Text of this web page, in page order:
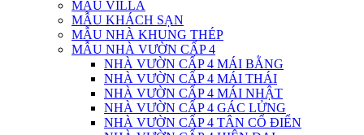
MẪU VILLA
MẪU KHÁCH SẠN
MẪU NHÀ KHUNG THÉP
MẪU NHÀ VƯỜN CẤP 4
NHÀ VƯỜN CẤP 4 MÁI BẰNG
NHÀ VƯỜN CẤP 4 MÁI THÁI
NHÀ VƯỜN CẤP 4 MÁI NHẬT
NHÀ VƯỜN CẤP 4 GÁC LỬNG
NHÀ VƯỜN CẤP 4 TÂN CỔ ĐIỂN